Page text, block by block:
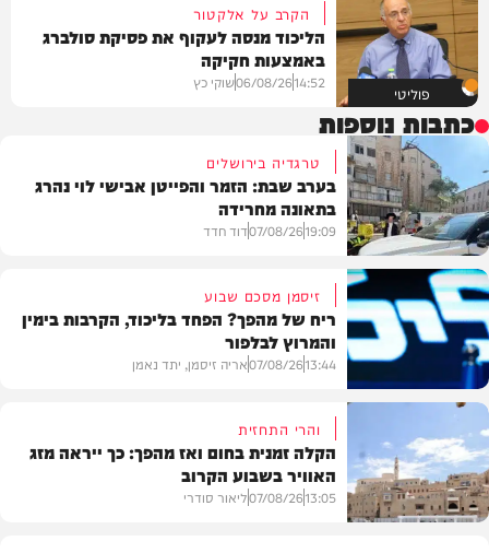
פוליטי
הקרב על אלקטור
הליכוד מנסה לעקוף את פסיקת סולברג
באמצעות חקיקה
14:52
06/08/26שוקי כץ
כתבות נוספות
בארץ
טרגדיה בירושלים
בערב שבת: הזמר והפייטן אבישי לוי נהרג
בתאונה מחרידה
19:09
07/08/26דוד חדד
פוליטי
זיסמן מסכם שבוע
ריח של מהפך? הפחד בליכוד, הקרבות בימין
והמרוץ לבלפור
13:44
07/08/26אריה זיסמן, יתד נאמן
והרי התחזית
הקלה זמנית בחום ואז מהפך: כך ייראה מזג
האוויר בשבוע הקרוב
13:05
07/08/26ליאור סודרי